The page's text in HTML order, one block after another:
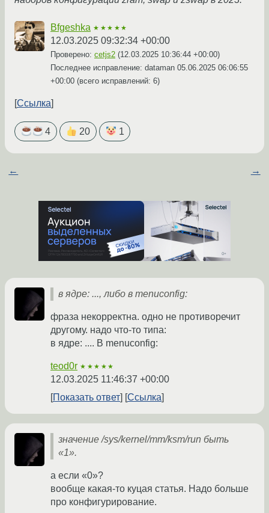
Bfgeshka ★★★★★
12.03.2025 09:32:34 +00:00
Проверено: cetjs2 (12.03.2025 10:36:44 +00:00)
Последнее исправление: dataman 05.06.2025 06:06:55
+00:00 (всего исправлений: 6)
Ссылка
4 20 1
← →
в ядре: ..., либо в menuconfig:
фраза некорректна. одно не противоречит
другому. надо что-то типа:
в ядре: .... В menuconfig:
teod0r ★★★★★
12.03.2025 11:46:37 +00:00
Показать ответ
Ссылка
значение /sys/kernel/mm/ksm/run быть
«1».
а если «0»?
вообще какая-то куцая статья. Надо больше
про конфигурирование.